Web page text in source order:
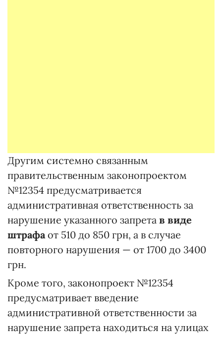
Другим системно связанным
правительственным законопроектом
№12354 предусматривается
административная ответственность за
нарушение указанного запрета в виде
штрафа от 510 до 850 грн, а в случае
повторного нарушения — от 1700 до 3400
грн.
Кроме того, законопроект №12354
предусматривает введение
административной ответственности за
нарушение запрета находиться на улицах